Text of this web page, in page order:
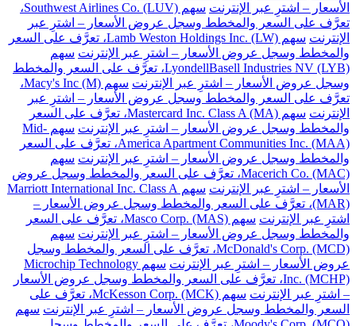
الأسعار – اشترِ عبر الإنترنت
سهم Southwest Airlines Co. (LUV)،
تعرَّف على السعر والمخطط وسجل عروض الأسعار – اشترِ عبر
الإنترنت
سهم Lamb Weston Holdings Inc. (LW)، تعرَّف على السعر
والمخطط وسجل عروض الأسعار – اشترِ عبر الإنترنت سهم
LyondellBasell Industries NV (LYB)، تعرَّف على السعر والمخطط
وسجل عروض الأسعار – اشترِ عبر الإنترنت
سهم Macy's Inc (M)،
تعرَّف على السعر والمخطط وسجل عروض الأسعار – اشترِ عبر
الإنترنت
سهم Mastercard Inc. Class A (MA)، تعرَّف على السعر
والمخطط وسجل عروض الأسعار – اشترِ عبر الإنترنت
سهم Mid-
America Apartment Communities Inc. (MAA)، تعرَّف على السعر
والمخطط وسجل عروض الأسعار – اشترِ عبر الإنترنت سهم
Macerich Co. (MAC)، تعرَّف على السعر والمخطط وسجل عروض
الأسعار – اشترِ عبر الإنترنت
سهم Marriott International Inc. Class A
(MAR)، تعرَّف على السعر والمخطط وسجل عروض الأسعار –
اشترِ عبر الإنترنت
سهم Masco Corp. (MAS)، تعرَّف على السعر
والمخطط وسجل عروض الأسعار – اشترِ عبر الإنترنت سهم
McDonald's Corp. (MCD)، تعرَّف على السعر والمخطط وسجل
عروض الأسعار – اشترِ عبر الإنترنت
سهم Microchip Technology
Inc. (MCHP)، تعرَّف على السعر والمخطط وسجل عروض الأسعار
– اشترِ عبر الإنترنت
سهم McKesson Corp. (MCK)، تعرَّف على
السعر والمخطط وسجل عروض الأسعار – اشترِ عبر الإنترنت سهم